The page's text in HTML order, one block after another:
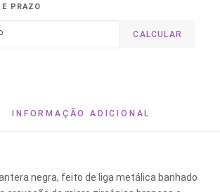
E PRAZO
CALCULAR
INFORMAÇÃO ADICIONAL
negra, feito de liga metálica banhado